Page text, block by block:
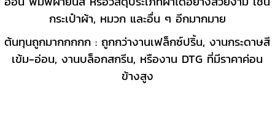
กระเป๋าผ้า, หมวก และอื่น ๆ อีกมากมาย
ต้นทุนถูกมากกกกก : ถูกกว่างานเฟล็กซ์ปริ้น, งานกระดาษสี
เข้ม-อ่อน, งานบล็อกสกรีน, หรืองาน DTG ที่มีราคาค่อน
ข้างสูง